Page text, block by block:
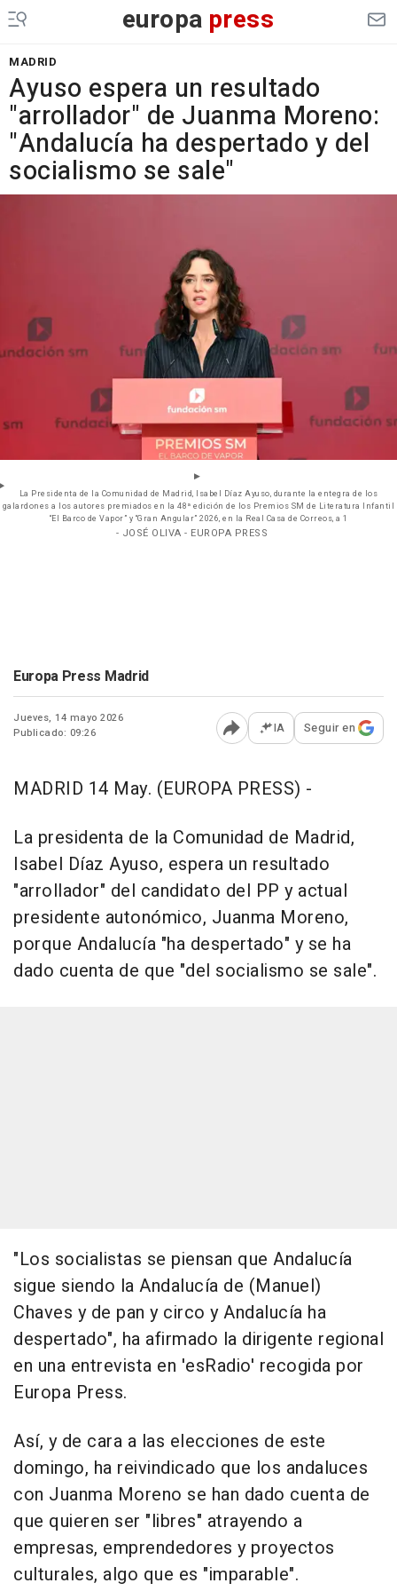
europa press
MADRID
Ayuso espera un resultado
"arrollador" de Juanma Moreno:
"Andalucía ha despertado y del
socialismo se sale"
La Presidenta de la Comunidad de Madrid, Isabel Díaz Ayuso, durante la entegra de los
galardones a los autores premiados en la 48ª edición de los Premios SM de Literatura Infantil
“El Barco de Vapor” y “Gran Angular” 2026, en la Real Casa de Correos, a 1
- JOSÉ OLIVA - EUROPA PRESS
Europa Press Madrid
Jueves, 14 mayo 2026
Publicado: 09:26
Abrir opciones para
IA Seguir en
MADRID 14 May. (EUROPA PRESS) -
La presidenta de la Comunidad de Madrid,
Isabel Díaz Ayuso, espera un resultado
"arrollador" del candidato del PP y actual
presidente autonómico, Juanma Moreno,
porque Andalucía "ha despertado" y se ha
dado cuenta de que "del socialismo se sale".
"Los socialistas se piensan que Andalucía
sigue siendo la Andalucía de (Manuel)
Chaves y de pan y circo y Andalucía ha
despertado", ha afirmado la dirigente regional
en una entrevista en 'esRadio' recogida por
Europa Press.
Así, y de cara a las elecciones de este
domingo, ha reivindicado que los andaluces
con Juanma Moreno se han dado cuenta de
que quieren ser "libres" atrayendo a
empresas, emprendedores y proyectos
culturales, algo que es "imparable".